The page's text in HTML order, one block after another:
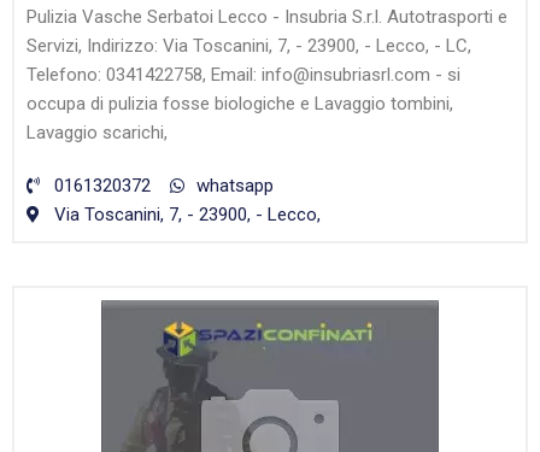
Pulizia Vasche Serbatoi Lecco - Insubria S.r.l. Autotrasporti e
Servizi, Indirizzo: Via Toscanini, 7, - 23900, - Lecco, - LC,
Telefono: 0341422758, Email: info@insubriasrl.com - si
occupa di pulizia fosse biologiche e Lavaggio tombini,
Lavaggio scarichi,
0161320372
whatsapp
Via Toscanini, 7, - 23900, - Lecco,